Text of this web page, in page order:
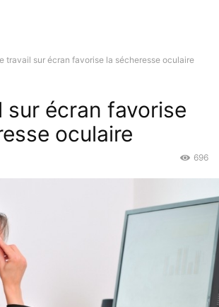
travail sur écran favorise la sécheresse oculaire
sur écran favorise
oculaire
696